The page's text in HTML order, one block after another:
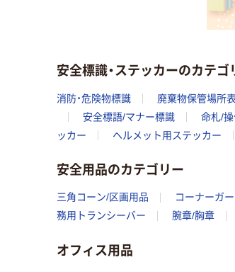
安全標識・ステッカーのカテゴ
消防・危険物標識 廃棄物保管場所
安全標語/マナー標識
命札/
ッカー
ヘルメット用ステッカー
安全用品のカテゴリー
三角コーン/区画用品 コーナーガ
務用トランシーバー
腕章/胸章
オフィス用品